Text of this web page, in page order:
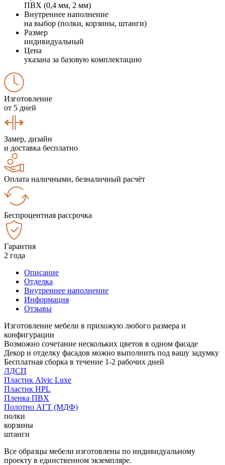
ПВХ (0,4 мм, 2 мм)
Внутреннее наполнение
на выбор (полки, корзины, штанги)
Размер
индивидуальный
Цена
указана за базовую комплектацию
Изготовление
от 5 дней
Замер, дизайн
и доставка бесплатно
Оплата наличными, безналичный расчёт
Беспроцентная рассрочка
Гарантия
2 года
Описание
Отделка
Внутреннее наполнение
Информация
Отзывы
Изготовление мебели в прихожую любого размера и
конфигурации
Возможно сочетание нескольких цветов в одном фасаде
Декор и отделку фасадов можно выполнить под вашу задумку
Бесплатная сборка в течение 1-2 рабочих дней
ЛДСП
Пластик Alvic Luxe
Пластик HPL
Пленка ПВХ
Полотно АГТ (МДФ)
полки
корзины
штанги
Все образцы мебели изготовлены по индивидуальному
проекту в единственном экземпляре.